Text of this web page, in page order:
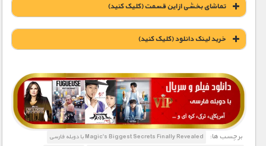
تماشای بخشی از این قسمت (کلیک کنید)
خريد لينک دانلود (کليک کنيد)
1900 تومان – خريد قسمت 1 (افزودن به سبد خريد)
1900 تومان – خريد قسمت 2 (افزودن به سبد خريد)
برچسب ها:
Magic's Biggest Secrets Finally Revealed با دوبله فارسی